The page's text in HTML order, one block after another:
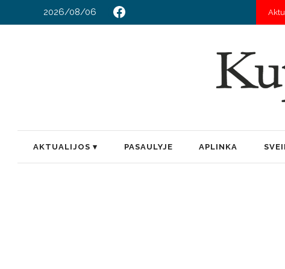
2026/08/06
AKTUALIJOS PASAULYJE APLINKA